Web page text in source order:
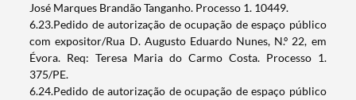
José Marques Brandão Tanganho. Processo 1. 10449.
6.23.Pedido de autorização de ocupação de espaço público
com expositor/Rua D. Augusto Eduardo Nunes, N.º 22, em
Évora. Req: Teresa Maria do Carmo Costa. Processo 1.
375/PE.
6.24.Pedido de autorização de ocupação de espaço público